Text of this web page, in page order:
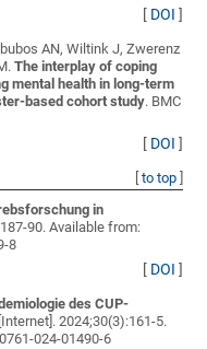
[ DOI ]
AN, Wiltink J, Zwerenz
.The interplay of coping
mental health in long-term
based cohort study. BMC
[ DOI ]
to top]
in
90. Available from:
8
[ DOI ]
des CUP-
2024;30(3):161-5.
024-01490-6